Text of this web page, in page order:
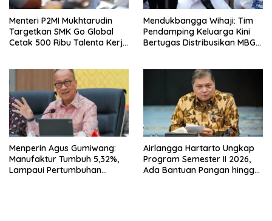
Menteri P2MI Mukhtarudin
Targetkan SMK Go Global
Cetak 500 Ribu Talenta Kerja
Mendukbangga Wihaji: Tim
Pendamping Keluarga Kini
Bertugas Distribusikan MBG
Menperin Agus Gumiwang:
Manufaktur Tumbuh 5,32%,
Lampaui Pertumbuhan
Airlangga Hartarto Ungkap
Program Semester II 2026,
Ada Bantuan Pangan hingga